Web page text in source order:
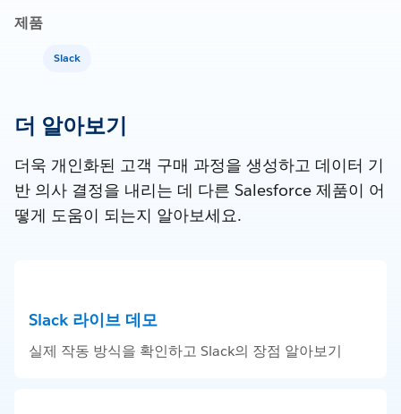
제품
Slack
더 알아보기
더욱 개인화된 고객 구매 과정을 생성하고 데이터 기
반 의사 결정을 내리는 데 다른 Salesforce 제품이 어
떻게 도움이 되는지 알아보세요.
Slack 라이브 데모
실제 작동 방식을 확인하고 Slack의 장점 알아보기